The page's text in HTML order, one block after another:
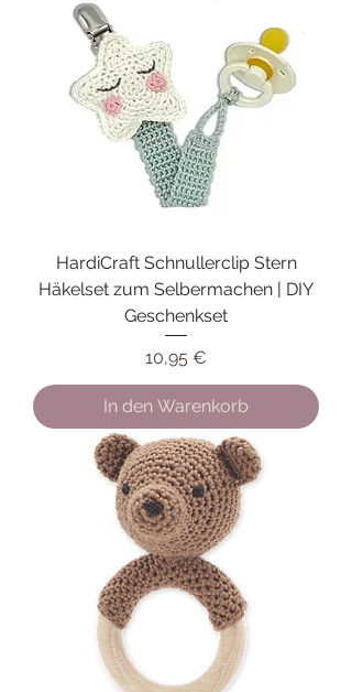
HardiCraft Schnullerclip Stern
Häkelset zum Selbermachen | DIY
Geschenkset
Preis
10,95 €
In den Warenkorb